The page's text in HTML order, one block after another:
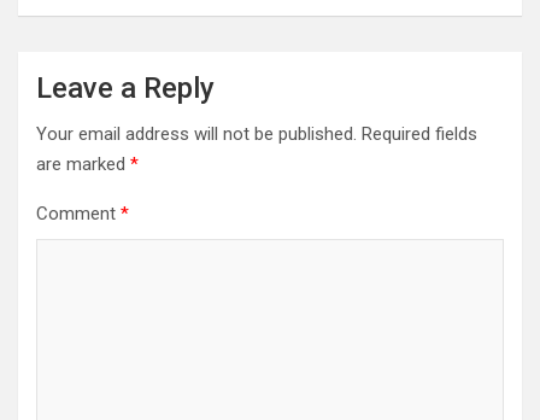
Leave a Reply
Your email address will not be published. Required fields
are marked *
Comment *